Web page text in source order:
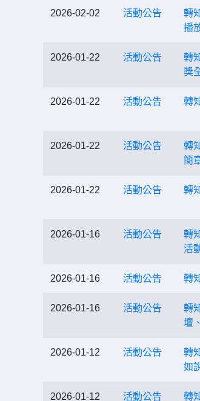
2026-02-02 活動公告
轉
播
2026-01-22 活動公告
轉
獎
2026-01-22 活動公告 轉
2026-01-22 活動公告
轉
簡
2026-01-22 活動公告 轉
2026-01-16 活動公告
轉
活
2026-01-16 活動公告 轉
2026-01-16 活動公告
轉
壇
2026-01-12 活動公告
轉
如
2026-01-12 活動公告 轉